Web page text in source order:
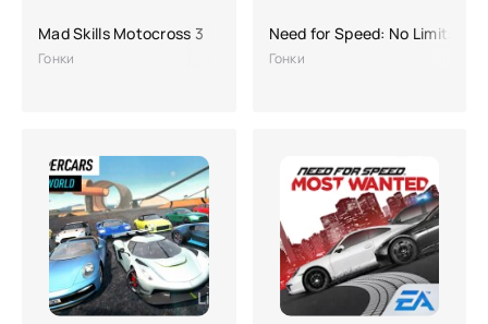
Mad Skills Motocross 3
Гонки
Need for Speed: No Limits
Гонки